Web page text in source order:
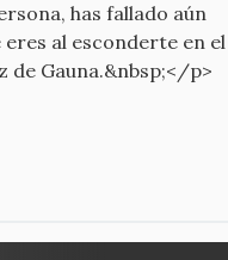
has fallado aún
al esconderte en el
de Gauna.&nbsp;</p>